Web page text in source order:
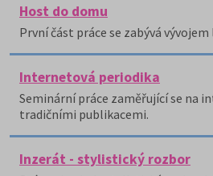
Host do domu
První část práce se zabývá
Internetová periodika
Seminární práce zaměřující se na
tradičními publikacemi.
Inzerát - stylistický rozbor